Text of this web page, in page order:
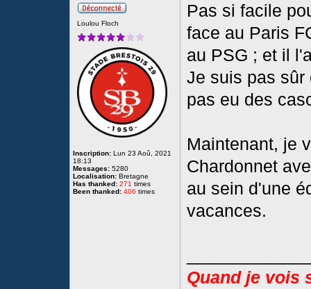
Loulou Floch
Inscription: Lun 23 Aoû, 2021
18:13
Messages: 5280
Localisation: Bretagne
Has thanked: 271 times
Been thanked: 406 times
Pas si facile
face au Paris
au PSG ; et il
Je suis pas sûr
pas eu des
Maintenant, je
Chardonnet
au sein d'une
vacances.
Quand je vois